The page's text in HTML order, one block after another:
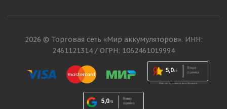
2026 © Торговая сеть «Мир аккумуляторов». ИНН:
2461121314 / ОГРН: 1062461019994